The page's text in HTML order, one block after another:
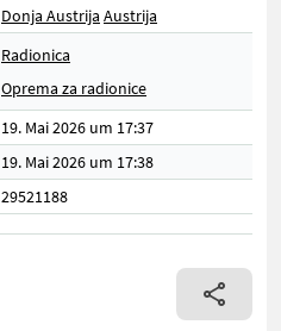
Donja Austrija Austrija
Radionica
Oprema za radionice
19. Mai 2026 um 17:37
19. Mai 2026 um 17:38
29521188